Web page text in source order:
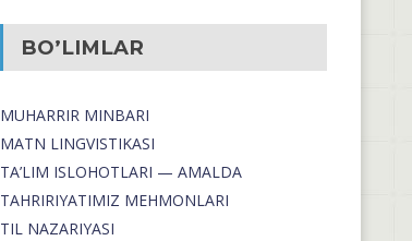
BO’LIMLAR
MUHARRIR MINBARI
MATN LINGVISTIKASI
TA’LIM ISLOHOTLARI — AMALDA
TAHRIRIYATIMIZ MEHMONLARI
TIL NAZARIYASI